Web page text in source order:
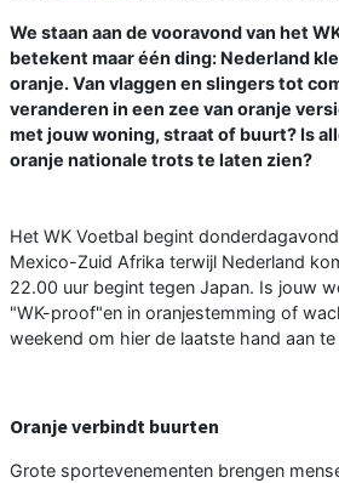
We staan aan de vooravond van het
betekent maar één ding: Nederland
oranje. Van vlaggen en slingers tot
veranderen in een zee van oranje
met jouw woning, straat of buurt? Is
oranje nationale trots te laten zien?
Het WK Voetbal begint
Mexico-Zuid Afrika terwijl Nederland
22.00 uur begint tegen Japan. Is jouw
"WK-proof"en in oranjestemming of
weekend om hier de laatste hand aan te
Oranje verbindt buurten
Grote sportevenementen brengen